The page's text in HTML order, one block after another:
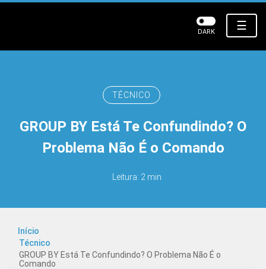
☰
DARK
TÉCNICO
GROUP BY Está Te Confundindo? O
Problema Não É o Comando
Leitura: 2 min
Início
Técnico
GROUP BY Está Te Confundindo? O Problema Não É o
Comando